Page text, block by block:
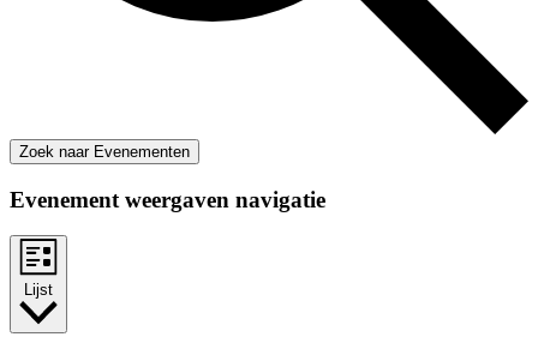
Zoek naar Evenementen
Evenement weergaven navigatie
Lijst